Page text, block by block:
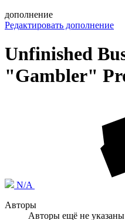
дополнение
Редактировать дополнение
Unfinished
"Gambler"
N/A
Авторы
Авторы ещё не